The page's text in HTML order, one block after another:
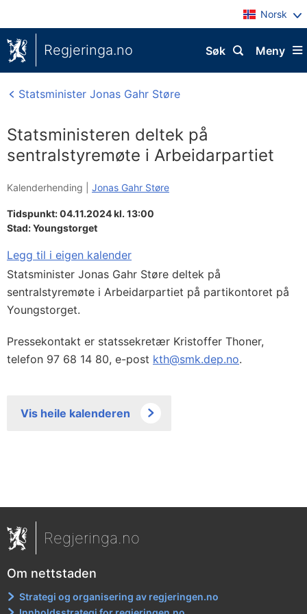
Norsk
Regjeringa.no Meny
Søk
Statsminister Jonas Gahr Støre
Statsministeren deltek på
sentralstyremøte i Arbeidarpartiet
Kalenderhending | Jonas Gahr Støre
Tidspunkt: 04.11.2024 kl. 13:00
Stad:Youngstorget
Legg til i eigen kalender
Statsminister Jonas Gahr Støre deltek på
sentralstyremøte i Arbeidarpartiet på partikontoret på
Youngstorget.
Pressekontakt er statssekretær Kristoffer Thoner,
telefon 97 68 14 80, e-post kth@smk.dep.no.
Vis heile kalenderen
Regjeringa.no
Om nettstaden
Strategi og organisering av regjeringen.no